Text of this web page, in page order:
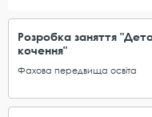
Розробка заняття
кочення"
Фахова передвища освіта